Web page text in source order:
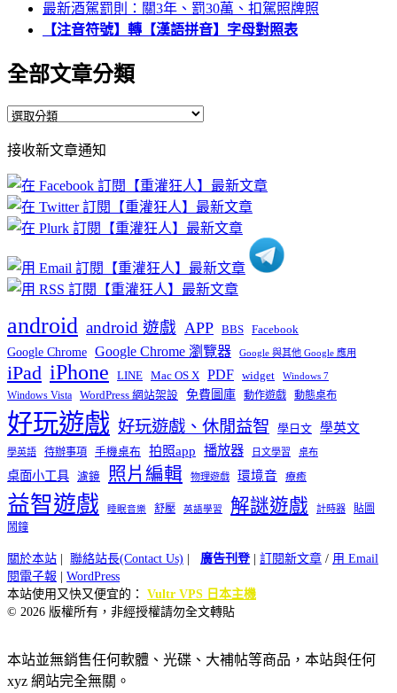
最新酒駕罰則：關3年、罰30萬、扣駕照牌照
【注音符號】轉【漢語拼音】字母對照表
全部文章分類
全
文
章
分
類
接收新文章通知
android android 遊戲 APP BBS Facebook
Google Chrome Google Chrome 瀏覽器 Google 與其他 Google 應用
iPad iPhone LINE Mac OS X PDF widget Windows 7
Windows Vista WordPress 網站架設 免費圖庫 動作遊戲 動態桌布
好玩遊戲 好玩遊戲、休閒益智 學日文 學英文
學英語 待辦事項 手機桌布 拍照app 播放器 日文學習 桌布
桌面小工具 濾鏡 照片編輯 物理遊戲 環境音 療癒
益智遊戲 睡眠音樂 舒壓 英語學習 解謎遊戲 計時器
貼圖
鬧鐘
關於本站 聯絡站長(Contact Us) 廣告刊登| 訂閱新文章 / 用 Email
閱電子報
WordPress
本站使用又快又便宜的： Vultr VPS 日本主機
© 2026 版權所有，非經授權請勿全文轉貼
本站並無銷售任何軟體、光碟、大補帖等商品，本站與任何
xyz 網站完全無關。